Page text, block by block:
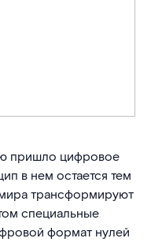
пришло цифровое
в нем остается тем
трансформируют
специальные
формат нулей